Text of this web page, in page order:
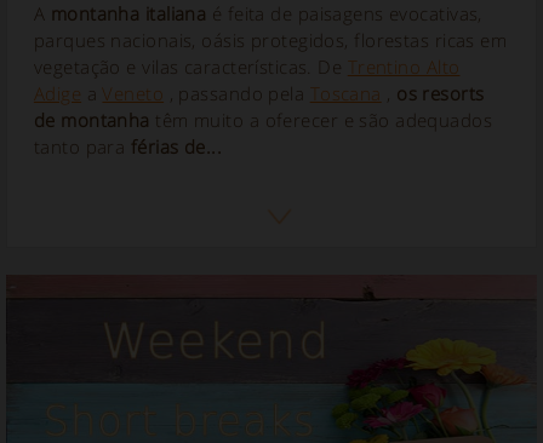
A montanha italiana é feita de paisagens evocativas,
parques nacionais, oásis protegidos, florestas ricas em
vegetação e vilas características. De Trentino Alto
Adige a Veneto , passando pela Toscana , os resorts
de montanha têm muito a oferecer e são adequados
tanto para férias de...